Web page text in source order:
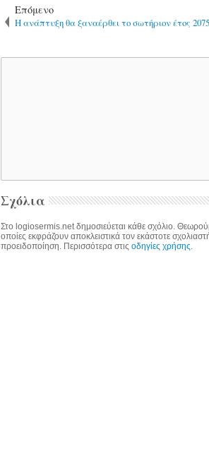
Επόμενο
Η ανάπτυξη θα ξαναέρθει το σωτήριον έτος
Σχόλια
Στο logiosermis.net δημοσιεύεται κάθε σχόλιο.
οποίες εκφράζουν αποκλειστικά τον εκάστοτε
προειδοποίηση. Περισσότερα στιςοδηγίες χρήσης.